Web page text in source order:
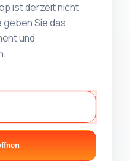
ist derzeit nicht
Sie das
und